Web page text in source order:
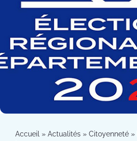
Accueil » Actualités » Citoyenneté »